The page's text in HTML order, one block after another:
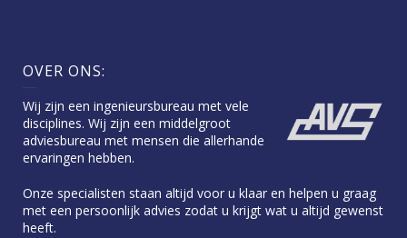
OVER ONS:
Wij zijn een ingenieursbureau met vele
disciplines. Wij zijn een middelgroot
adviesbureau met mensen die allerhande
ervaringen hebben.
Onze specialisten staan altijd voor u klaar en helpen u graag
met een persoonlijk advies zodat u krijgt wat u altijd gewenst
heeft.